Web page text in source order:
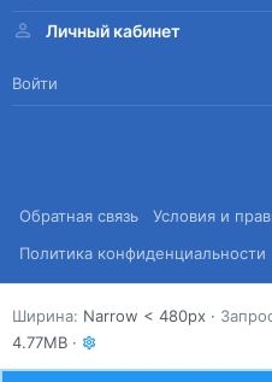
Личный кабинет
Войти
Обратная связь
Условия и
Политика конфиденциальности
Ширина
4.77MB